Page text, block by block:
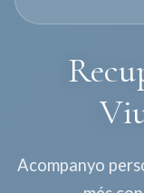
Acompanyo